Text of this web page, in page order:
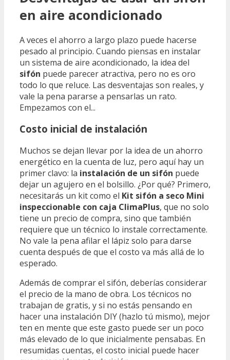
en aire acondicionado
A veces el ahorro a largo plazo puede hacerse
pesado al principio. Cuando piensas en instalar
un sistema de aire acondicionado, la idea del
sifón puede parecer atractiva, pero no es oro
todo lo que reluce. Las desventajas son reales, y
vale la pena pararse a pensarlas un rato.
Empezamos con el...
Costo inicial de instalación
Muchos se dejan llevar por la idea de un ahorro
energético en la cuenta de luz, pero aquí hay un
primer clavo: la instalación de un sifón puede
dejar un agujero en el bolsillo. ¿Por qué? Primero,
necesitarás un kit como el Kit sifón a seco Mini
inspeccionable con caja ClimaPlus, que no solo
tiene un precio de compra, sino que también
requiere que un técnico lo instale correctamente.
No vale la pena afilar el lápiz solo para darse
cuenta después de que el costo va más allá de lo
esperado.
Además de comprar el sifón, deberías considerar
el precio de la mano de obra. Los técnicos no
trabajan de gratis, y si no estás pensando en
hacer una instalación DIY (hazlo tú mismo), mejor
ten en mente que este gasto puede ser un poco
más elevado de lo que inicialmente pensabas. En
resumidas cuentas, el costo inicial puede hacer